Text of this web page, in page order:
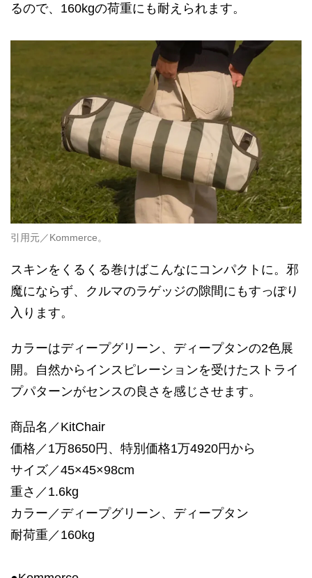
るので、160kgの荷重にも耐えられます。
引用元／Kommerce。
スキンをくるくる巻けばこんなにコンパクトに。邪
魔にならず、クルマのラゲッジの隙間にもすっぽり
入ります。
カラーはディープグリーン、ディープタンの2色展
開。自然からインスピレーションを受けたストライ
プパターンがセンスの良さを感じさせます。
商品名／KitChair
価格／1万8650円、特別価格1万4920円から
サイズ／45×45×98cm
重さ／1.6kg
カラー／ディープグリーン、ディープタン
耐荷重／160kg